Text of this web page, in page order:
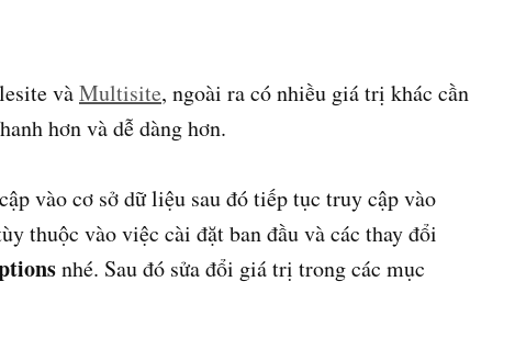
vàMultisite, ngoài ra có nhiều giá trị khác cần
hơn và dễ dàng hơn.
vào cơ sở dữ liệu sau đó tiếp tục truy cập vào
thuộc vào việc cài đặt ban đầu và các thay đổi
nhé. Sau đó sửa đổi giá trị trong các mục